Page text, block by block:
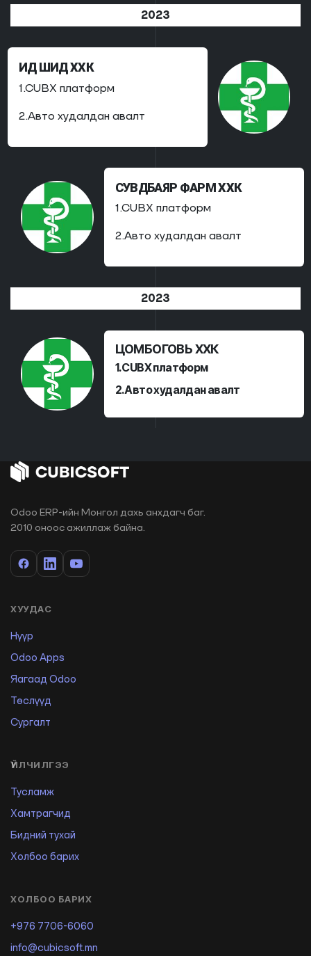
2023
ИД ШИД ХХК
1.CUBX платформ
2.Авто худалдан авалт
СУВДБАЯР ФАРМ ХХК
1.CUBX платформ
2.Авто худалдан авалт
2023
ЦОМБОГОВЬ ХХК
1.CUBX платформ
2.Авто худалдан авалт
Odoo ERP-ийн Монгол дахь анхдагч баг.
2010 оноос ажиллаж байна.
ХУУДАС
Нүүр
Odoo Apps
Яагаад Odoo
Төслүүд
Сургалт
ҮЙЛЧИЛГЭЭ
Тусламж
Хамтрагчид
Бидний тухай
Холбоо барих
ХОЛБОО БАРИХ
+976 7706-6060
info@cubicsoft.mn